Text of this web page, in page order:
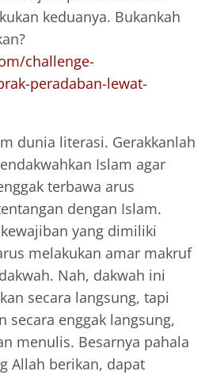
keduanya. Bukankah
challenge-
peradaban-lewat-
dunia literasi. Gerakkanlah
Islam agar
terbawa arus
dengan Islam.
yang dimiliki
melakukan amar makruf
Nah, dakwah ini
secara langsung, tapi
secara enggak langsung,
menulis. Besarnya pahala
Allah berikan, dapat